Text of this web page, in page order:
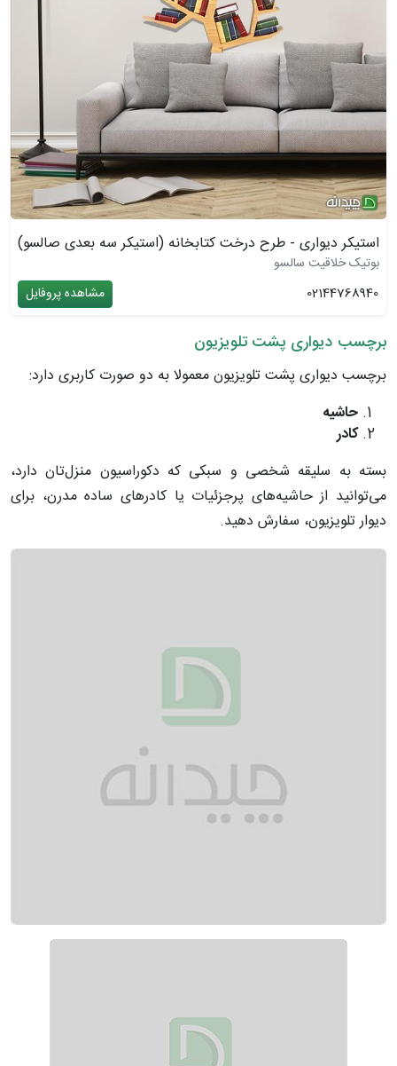
استیکر دیواری - طرح درخت کتابخانه (استیکر سه بعدی صالسو)
بوتیک خلاقیت سالسو
02144768940
مشاهده پروفایل
برچسب دیواری پشت تلویزیون
برچسب دیواری پشت تلویزیون معمولا به دو صورت کاربری دارد:
حاشیه
کادر
بسته به سلیقه‌ شخصی و سبکی که دکوراسیون منزل‌تان دارد،
می‌توانید از حاشیه‌های پرجزئیات یا کادرهای ساده مدرن، برای
دیوار تلویزیون، سفارش دهید.